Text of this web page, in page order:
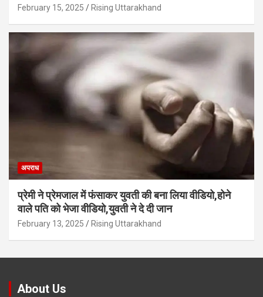
February 15, 2025 Rising Uttarakhand
अपराध
प्रेमी ने प्रेमजाल में फंसाकर युवती की बना लिया वीडियो,होने
वाले पत‍ि को भेजा वीड‍ियो,युवती ने दे दी जान
February 13, 2025 Rising Uttarakhand
About Us